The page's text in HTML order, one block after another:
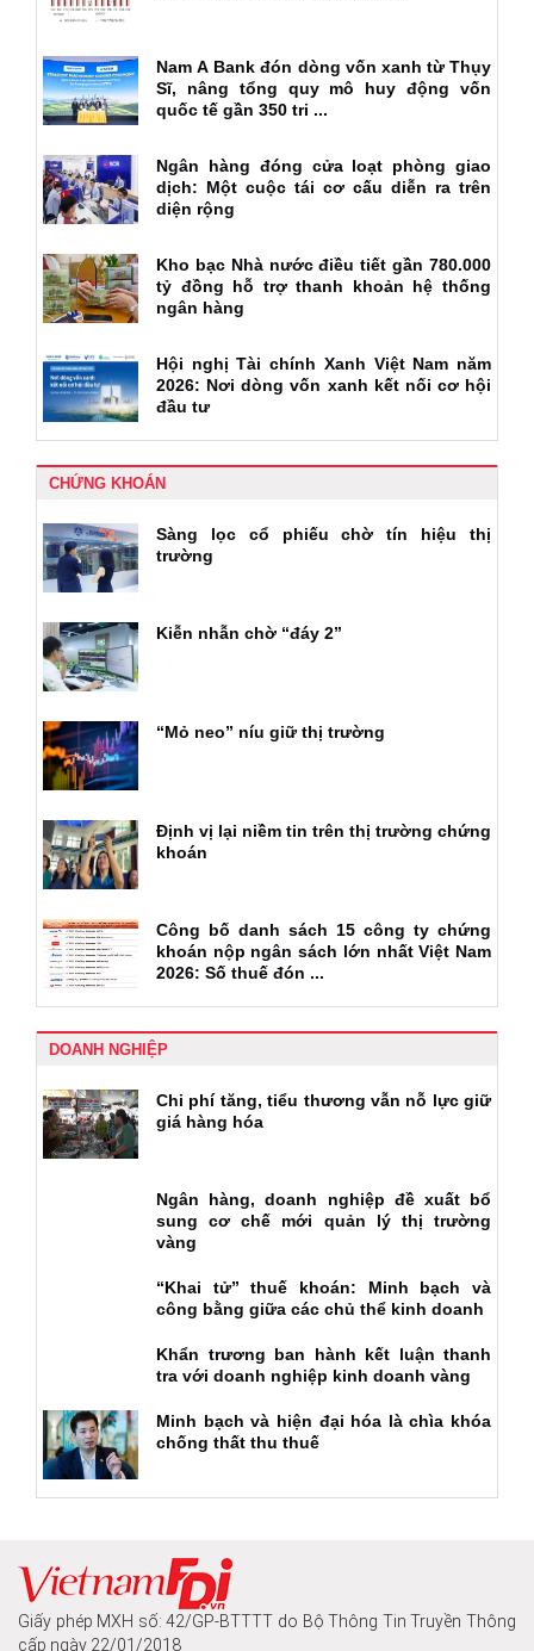
Nam A Bank đón dòng vốn xanh từ Thụy
Sĩ, nâng tổng quy mô huy động vốn
quốc tế gần 350 tri ...
Ngân hàng đóng cửa loạt phòng giao
dịch: Một cuộc tái cơ cấu diễn ra trên
diện rộng
Kho bạc Nhà nước điều tiết gần 780.000
tỷ đồng hỗ trợ thanh khoản hệ thống
ngân hàng
Hội nghị Tài chính Xanh Việt Nam năm
2026: Nơi dòng vốn xanh kết nối cơ hội
đầu tư
CHỨNG KHOÁN
Sàng lọc cổ phiếu chờ tín hiệu thị
trường
Kiễn nhẫn chờ “đáy 2”
“Mỏ neo” níu giữ thị trường
Định vị lại niềm tin trên thị trường chứng
khoán
Công bố danh sách 15 công ty chứng
khoán nộp ngân sách lớn nhất Việt Nam
2026: Số thuế đón ...
DOANH NGHIỆP
Chi phí tăng, tiểu thương vẫn nỗ lực giữ
giá hàng hóa
Ngân hàng, doanh nghiệp đề xuất bổ
sung cơ chế mới quản lý thị trường
vàng
“Khai tử” thuế khoán: Minh bạch và
công bằng giữa các chủ thể kinh doanh
Khẩn trương ban hành kết luận thanh
tra với doanh nghiệp kinh doanh vàng
Minh bạch và hiện đại hóa là chìa khóa
chống thất thu thuế
Giấy phép MXH số: 42/GP-BTTTT do Bộ Thông Tin Truyền Thông
cấp ngày 22/01/2018